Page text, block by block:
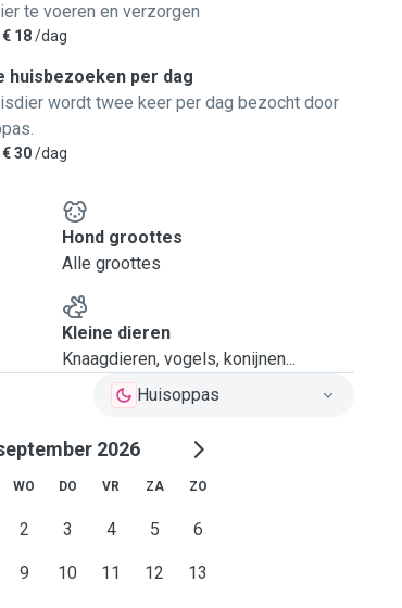
te voeren en verzorgen
€ 18/dag
huisbezoeken per dag
wordt twee keer per dag bezocht door
€ 30/dag
Hond groottes
Alle groottes
Kleine dieren
Knaagdieren, vogels, konijnen...
Huisoppas
2026
WO DO VR ZA ZO
2 3 4 5 6
9 10 11 12 13